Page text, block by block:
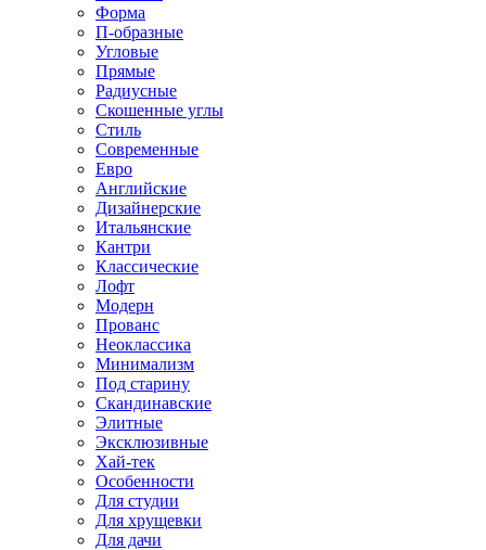
Форма
П-образные
Угловые
Прямые
Радиусные
Скошенные углы
Стиль
Современные
Евро
Английские
Дизайнерские
Итальянские
Кантри
Классические
Лофт
Модерн
Прованс
Неоклассика
Минимализм
Под старину
Скандинавские
Элитные
Эксклюзивные
Хай-тек
Особенности
Для студии
Для хрущевки
Для дачи